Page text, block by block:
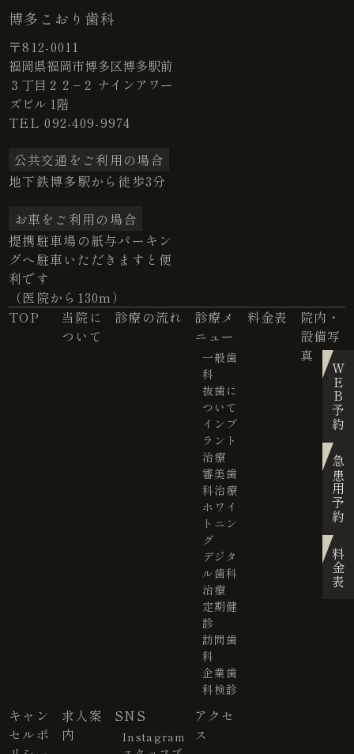
WEB予約
急患用予約
料金表
博多こおり歯科
〒812-0011
福岡県福岡市博多区博多駅前
３丁目２２−２ ナインアワー
ズビル 1階
TEL092-409-9974
公共交通をご利用の場合
地下鉄博多駅から徒歩3分
お車をご利用の場合
提携駐車場の紙与パーキン
グへ駐車いただきますと便
利です
（医院から130m）
TOP
当院に
ついて
診療の流れ
診療メ
ニュー
一般歯
科
抜歯に
ついて
インプ
ラント
治療
審美歯
科治療
ホワイ
トニン
グ
デジタ
ル歯科
治療
定期健
診
訪問歯
科
企業歯
科検診
料金表
院内・
設備写
真
キャン
セルポ
求人案
内
SNS
Instagram
アクセ
ス